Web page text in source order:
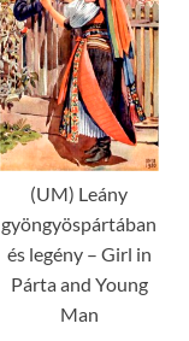
(UM) Leány
gyöngyöspártában
és legény – Girl in
Párta and Young
Man